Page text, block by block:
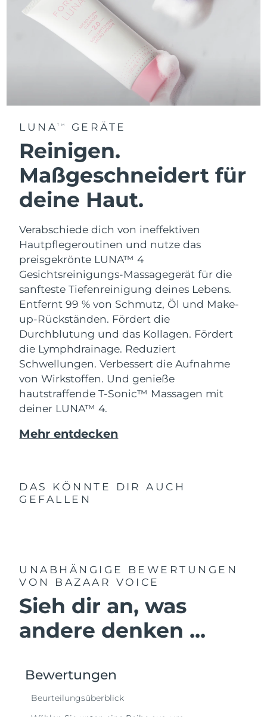
LUNATM GERÄTE
Reinigen.
Maßgeschneidert für
deine Haut.
Verabschiede dich von ineffektiven
Hautpflegeroutinen und nutze das
preisgekrönte LUNA™ 4
Gesichtsreinigungs-Massagegerät für die
sanfteste Tiefenreinigung deines Lebens.
Entfernt 99 % von Schmutz, Öl und Make-
up-Rückständen. Fördert die
Durchblutung und das Kollagen. Fördert
die Lymphdrainage. Reduziert
Schwellungen. Verbessert die Aufnahme
von Wirkstoffen. Und genieße
hautstraffende T-Sonic™ Massagen mit
deiner LUNA™ 4.
Mehr entdecken
DAS KÖNNTE DIR AUCH
GEFALLEN
UNABHÄNGIGE BEWERTUNGEN
VON BAZAAR VOICE
Sieh dir an, was
andere denken ...